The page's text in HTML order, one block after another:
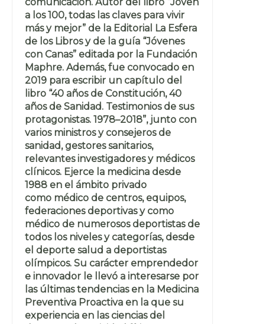
a los 100, todas las claves para vivir
más y mejor” de la Editorial La Esfera
de los Libros y de la guía “Jóvenes
con Canas” editada por la Fundación
Maphre. Además, fue convocado en
2019 para escribir un capítulo del
libro “40 años de Constitución, 40
años de Sanidad. Testimonios de sus
protagonistas. 1978–2018”, junto con
varios ministros y consejeros de
sanidad, gestores sanitarios,
relevantes investigadores y médicos
clínicos. Ejerce la medicina desde
1988 en el ámbito privado
como médico de centros, equipos,
federaciones deportivas y como
médico de numerosos deportistas de
todos los niveles y categorías, desde
el deporte salud a deportistas
olímpicos. Su carácter emprendedor
e innovador le llevó a interesarse por
las últimas tendencias en la Medicina
Preventiva Proactiva en la que su
experiencia en las ciencias del